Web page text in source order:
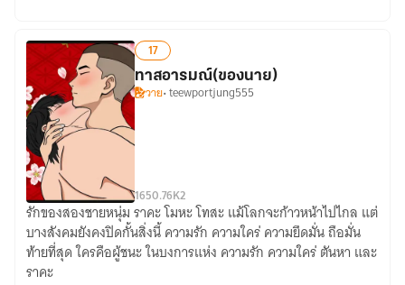
ทาส
อารมณ์(ของ
นาย)
17
ทาสอารมณ์(ของนาย)
วาย• teewportjung555
1650.76K2
รักของสองชายหนุ่ม ราคะ โมหะ โทสะ แม้โลกจะก้าวหน้าไปไกล แต่
บางสังคมยังคงปิดกั้นสิ่งนี้ ความรัก ความใคร่ ความยึดมั่น ถือมั่น
ท้ายที่สุด ใครคือผู้ชนะ ในบงการแห่ง ความรัก ความใคร่ ตันหา และ
ราคะ